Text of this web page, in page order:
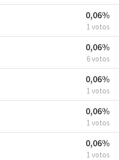
0,06%
1 votos
0,06%
6 votos
0,06%
1 votos
0,06%
1 votos
0,06%
1 votos